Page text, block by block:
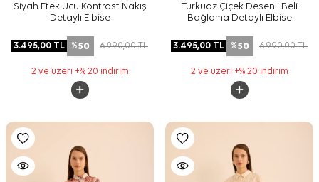
Siyah Etek Ucu Kontrast Nakış
Detaylı Elbise
3.495,00 TL %50 6.990,00TL
2 ve üzeri +% 20 indirim
Turkuaz Çiçek Desenli Beli
Bağlama Detaylı Elbise
3.495,00 TL %50 6.990,00TL
2 ve üzeri +% 20 indirim